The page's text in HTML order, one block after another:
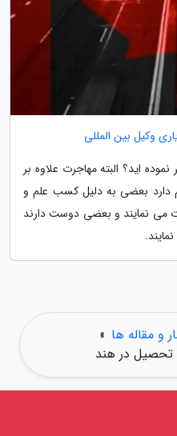
وکیل بین المللی
اید؟ البته مهاجرت علاوه بر
دارد بعضی به دلیل کسب علم و
می نمایند و بعضی دوست دارند
و مقاله ها »
تحصیل در هند